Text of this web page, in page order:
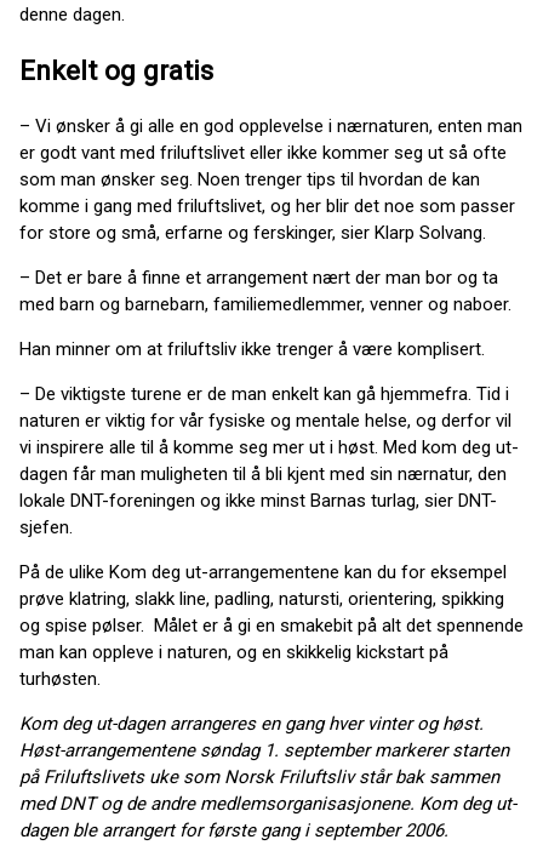
denne dagen.
Enkelt og gratis
– Vi ønsker å gi alle en god opplevelse i nærnaturen, enten man
er godt vant med friluftslivet eller ikke kommer seg ut så ofte
som man ønsker seg. Noen trenger tips til hvordan de kan
komme i gang med friluftslivet, og her blir det noe som passer
for store og små, erfarne og ferskinger, sier Klarp Solvang.
– Det er bare å finne et arrangement nært der man bor og ta
med barn og barnebarn, familiemedlemmer, venner og naboer.
Han minner om at friluftsliv ikke trenger å være komplisert.
– De viktigste turene er de man enkelt kan gå hjemmefra. Tid i
naturen er viktig for vår fysiske og mentale helse, og derfor vil
vi inspirere alle til å komme seg mer ut i høst. Med kom deg ut-
dagen får man muligheten til å bli kjent med sin nærnatur, den
lokale DNT-foreningen og ikke minst Barnas turlag, sier DNT-
sjefen.
På de ulike Kom deg ut-arrangementene kan du for eksempel
prøve klatring, slakk line, padling, natursti, orientering, spikking
og spise pølser. Målet er å gi en smakebit på alt det spennende
man kan oppleve i naturen, og en skikkelig kickstart på
turhøsten.
Kom deg ut-dagen arrangeres en gang hver vinter og høst.
Høst-arrangementene søndag 1. september markerer starten
på Friluftslivets uke som Norsk Friluftsliv står bak sammen
med DNT og de andre medlemsorganisasjonene. Kom deg ut-
dagen ble arrangert for første gang i september 2006.